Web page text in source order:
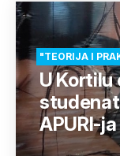
"TEORIJA I
U Kortilu
APURI-ja